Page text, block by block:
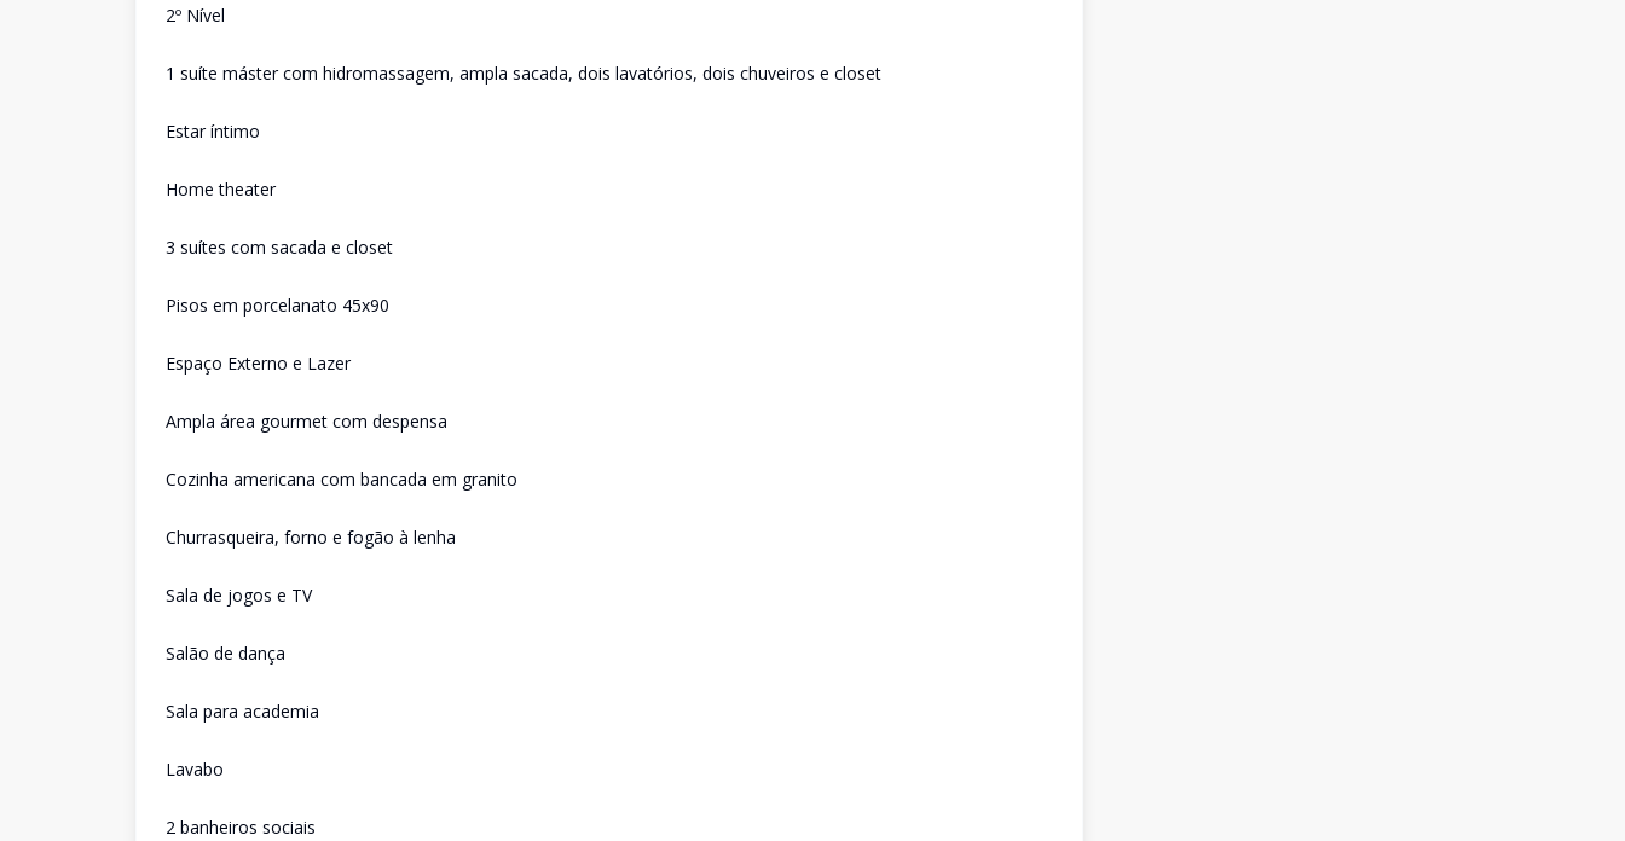
2º Nível
1 suíte máster com hidromassagem, ampla sacada, dois lavatórios, dois chuveiros e closet
Estar íntimo
Home theater
3 suítes com sacada e closet
Pisos em porcelanato 45x90
Espaço Externo e Lazer
Ampla área gourmet com despensa
Cozinha americana com bancada em granito
Churrasqueira, forno e fogão à lenha
Sala de jogos e TV
Salão de dança
Sala para academia
Lavabo
2 banheiros sociais